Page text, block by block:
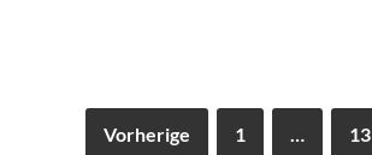
Vorherige 1 … 13